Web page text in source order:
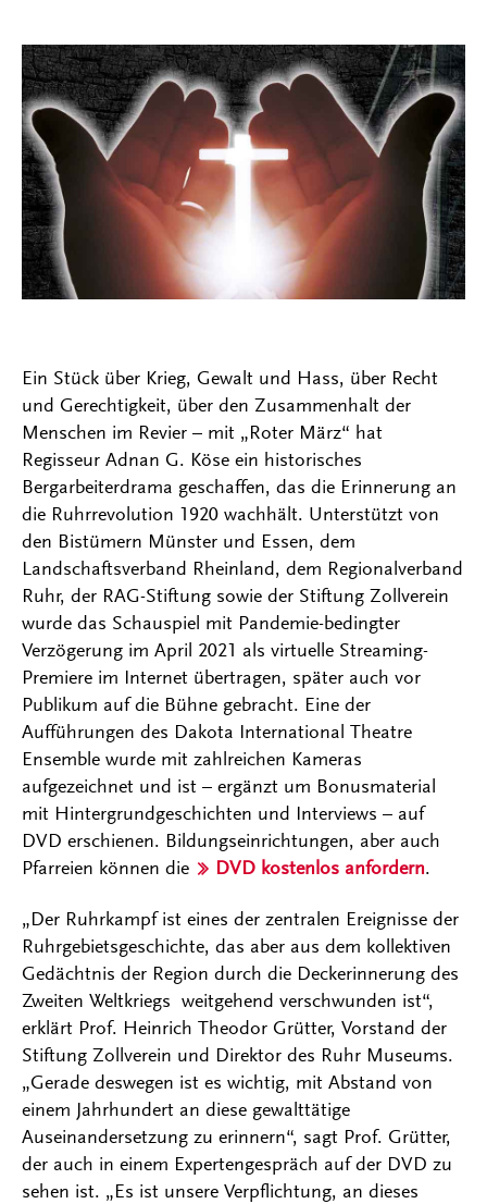
Ein Stück über Krieg, Gewalt und Hass, über Recht
und Gerechtigkeit, über den Zusammenhalt der
Menschen im Revier – mit „Roter März“ hat
Regisseur Adnan G. Köse ein historisches
Bergarbeiterdrama geschaffen, das die Erinnerung an
die Ruhrrevolution 1920 wachhält. Unterstützt von
den Bistümern Münster und Essen, dem
Landschaftsverband Rheinland, dem Regionalverband
Ruhr, der RAG-Stiftung sowie der Stiftung Zollverein
wurde das Schauspiel mit Pandemie-bedingter
Verzögerung im April 2021 als virtuelle Streaming-
Premiere im Internet übertragen, später auch vor
Publikum auf die Bühne gebracht. Eine der
Aufführungen des Dakota International Theatre
Ensemble wurde mit zahlreichen Kameras
aufgezeichnet und ist – ergänzt um Bonusmaterial
mit Hintergrundgeschichten und Interviews – auf
DVD erschienen. Bildungseinrichtungen, aber auch
Pfarreien können die
DVD kostenlos anfordern.
„Der Ruhrkampf ist eines der zentralen Ereignisse der
Ruhrgebietsgeschichte, das aber aus dem kollektiven
Gedächtnis der Region durch die Deckerinnerung des
Zweiten Weltkriegs weitgehend verschwunden ist“,
erklärt Prof. Heinrich Theodor Grütter, Vorstand der
Stiftung Zollverein und Direktor des Ruhr Museums.
„Gerade deswegen ist es wichtig, mit Abstand von
einem Jahrhundert an diese gewalttätige
Auseinandersetzung zu erinnern“, sagt Prof. Grütter,
der auch in einem Expertengespräch auf der DVD zu
sehen ist. „Es ist unsere Verpflichtung, an dieses